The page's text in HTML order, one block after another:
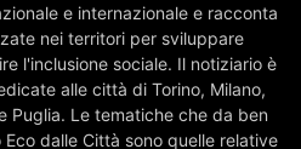
e internazionale e racconta
nei territori per sviluppare
l'inclusione sociale. Il notiziario è
alle città di Torino, Milano,
Puglia. Le tematiche che da ben
dalle Città sono quelle relative